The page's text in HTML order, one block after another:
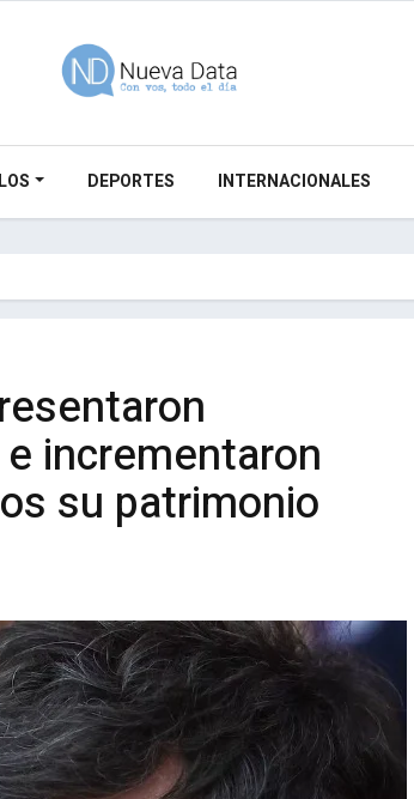
DEPORTES INTERNACIONALES
incrementaron
su patrimonio